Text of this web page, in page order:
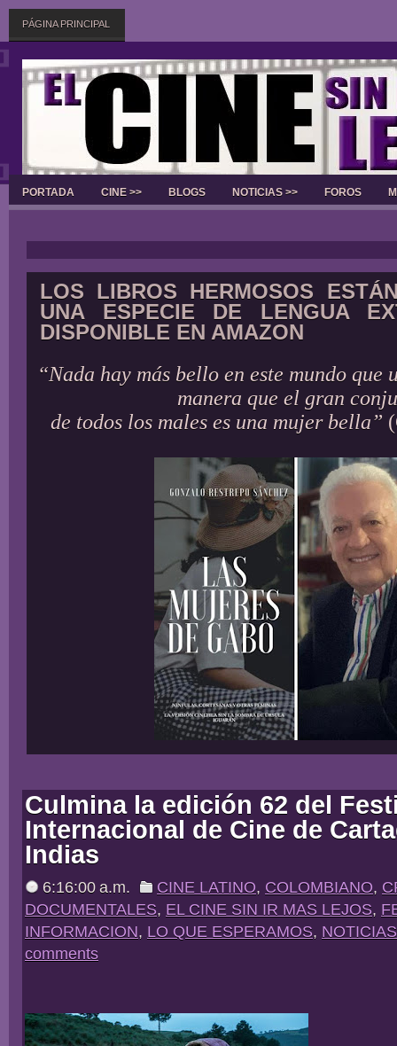
PÁGINA PRINCIPAL
PORTADA CINE >> BLOGS NOTICIAS >> FOROS
LOS LIBROS HERMOSOS
UNA ESPECIE DE LENGUA
DISPONIBLE EN AMAZON
“Nada hay más bello en este mundo que
manera que el gran
de todos los males es una mujer bella”
Culmina la edición 62 del
Internacional de Cine de
Indias
6:16:00 a.m. CINE LATINO, COLOMBIANO,
DOCUMENTALES, EL CINE SIN IR MAS LEJOS,
INFORMACION, LO QUE ESPERAMOS, NOTICIAS
comments